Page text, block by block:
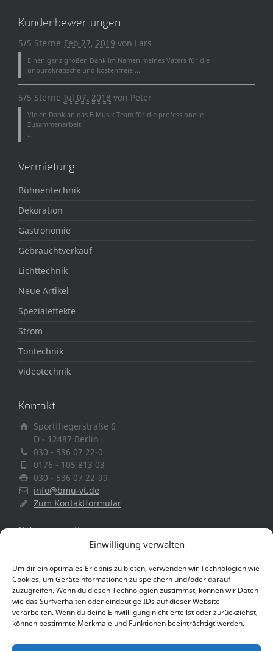
Einwilligung verwalten
Um dir ein optimales Erlebnis zu bieten, verwenden wir Technologien wie
Cookies, um Geräteinformationen zu speichern und/oder darauf
zuzugreifen. Wenn du diesen Technologien zustimmst, können wir Daten
wie das Surfverhalten oder eindeutige IDs auf dieser Website
verarbeiten. Wenn du deine Einwillligung nicht erteilst oder zurückziehst,
können bestimmte Merkmale und Funktionen beeinträchtigt werden.
Kundenbewertungen
5/5 Sterne Feb 27, 2019 von Lars
Einen ganz großen Dank im Namen meines Vaters für die
unbürokratische und kostenfreie ...
5/5 Sterne Jul 07, 2018 von Peter
Vielen Dank an das B Musik Team für die professionelle
Zusammenarbeit.
Vermietung
Bühnentechnik
Dekoration
Gastronomie
Gebrauchtverkauf
Lichttechnik
Neue Artikel
Spezialeffekte
Strom
Tontechnik
Videotechnik
Kontakt
Sportfliegerstraße 6
D - 12487 Berlin
030 - 536 07 22-0
0176 - 105 813 03
030 - 536 07 22-99
info@bmu-vt.de
Zum Kontaktformular
Öffnungszeiten
Mo. – Fr. 9:00 – 17:00 Uhr
Sa: nach Vereinbarung
Copyright © BMU Veranstaltungstechnik